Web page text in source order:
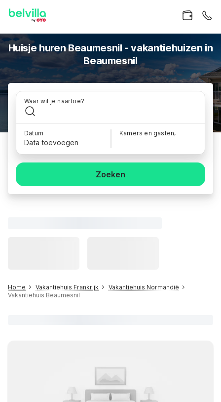
Huisje huren Beaumesnil - vakantiehuizen in
Beaumesnil
Waar wil je naartoe?
Datum
Data toevoegen
Kamers en gasten,
Zoeken
Home Vakantiehuis Frankrijk
Vakantiehuis Normandië
Vakantiehuis Beaumesnil